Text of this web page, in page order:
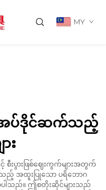
MY
အပ်ဒိုင်ဆက်သည့်
ား
စီးပွားဖြစ်ဈေးကွက်များအတွက်
သည့် အထူးပြုသော ပရိဘောဂ
ါသည်။ ဤစတိုးဆိုင်များသည်